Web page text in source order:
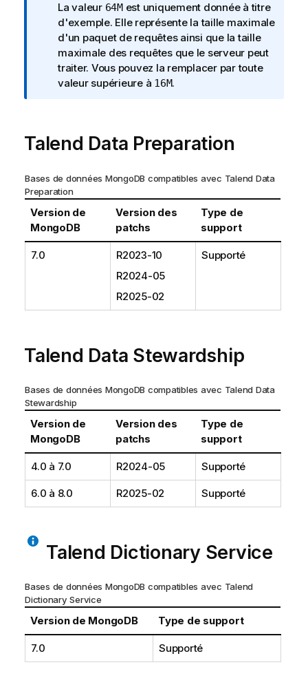
r
m
a
t
i
o
La valeur 64Mest uniquement donnée à titre
d'exemple. Elle représente la taille maximale
d'un paquet de requêtes ainsi que la taille
maximale des requêtes que le serveur peut
traiter. Vous pouvez la remplacer par toute
valeur supérieure à 16M.
Talend Data Preparation
Bases de données MongoDB compatibles avec Talend Data
Preparation
Version de
MongoDB
Version des
patchs
Type de
support
7.0
R2023-10
R2024-05
R2025-02
Supporté
Talend Data Stewardship
Bases de données MongoDB compatibles avec Talend Data
Stewardship
Version de
MongoDB
Version des
patchs
Type de
support
4.0 à 7.0 R2024-05 Supporté
6.0 à 8.0 R2025-02 Supporté
Talend Dictionary Service
Bases de données MongoDB compatibles avec Talend
Dictionary Service
Version de MongoDB Type de support
7.0 Supporté